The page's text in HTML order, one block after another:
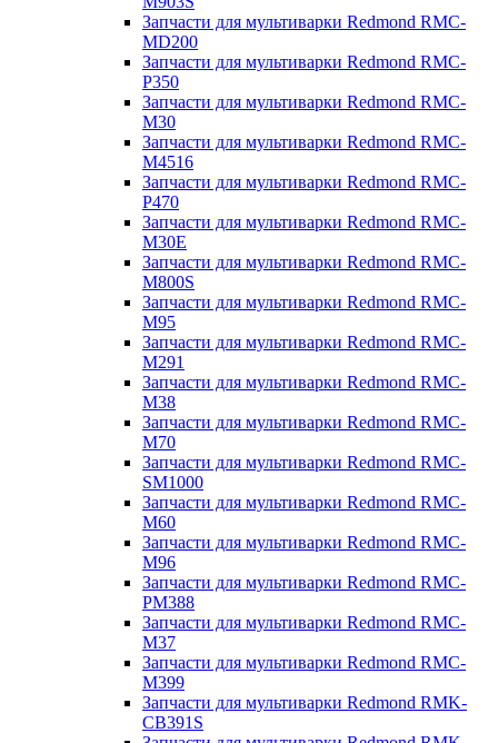
Запчасти для мультиварки Redmond RMC-
MD200
Запчасти для мультиварки Redmond RMC-
P350
Запчасти для мультиварки Redmond RMC-
M30
Запчасти для мультиварки Redmond RMC-
M4516
Запчасти для мультиварки Redmond RMC-
P470
Запчасти для мультиварки Redmond RMC-
M30E
Запчасти для мультиварки Redmond RMC-
M800S
Запчасти для мультиварки Redmond RMC-
M95
Запчасти для мультиварки Redmond RMC-
M291
Запчасти для мультиварки Redmond RMC-
M38
Запчасти для мультиварки Redmond RMC-
M70
Запчасти для мультиварки Redmond RMC-
SM1000
Запчасти для мультиварки Redmond RMC-
M60
Запчасти для мультиварки Redmond RMC-
M96
Запчасти для мультиварки Redmond RMC-
PM388
Запчасти для мультиварки Redmond RMC-
M37
Запчасти для мультиварки Redmond RMC-
M399
Запчасти для мультиварки Redmond RMK-
CB391S